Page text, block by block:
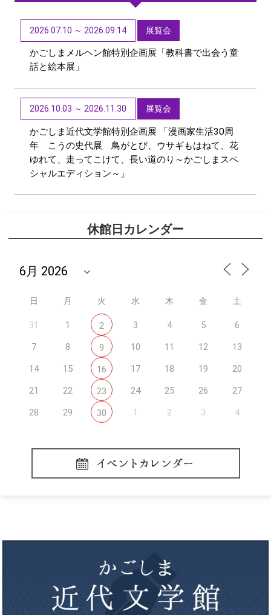
2026.07.10 ～ 2026.09.14 展覧会
かごしまメルヘン館特別企画展「教科書で出会う童
話と絵本展」
2026.10.03 ～ 2026.11.30 展覧会
かごしま近代文学館特別企画展 「漫画家生活30周
年 こうの史代展 鳥がとび、ウサギもはねて、花
ゆれて、走ってこけて、長い道のり～かごしまスペ
シャルエディション～」
休館日カレンダー
日 月 火 水 木 金 土
31 1 2 3 4 5
6
7
8 9 10 11 12
13
14
15 16 17 18 19
20
21
22 23 24 25 26
27
28
29 30 1 2 3 4